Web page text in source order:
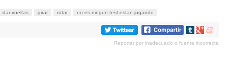
dar vueltas girar rotar no es ningun test estan jugando
Compartir
tumblr
Compartir
Google+
Compartir
meneame
Reportar por inadecuado o fuente incorrecta